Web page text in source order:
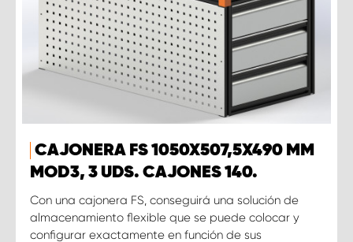
CAJONERA FS 1050X507,5X490 MM
MOD3, 3 UDS. CAJONES 140.
Con una cajonera FS, conseguirá una solución de
almacenamiento flexible que se puede colocar y
configurar exactamente en función de sus